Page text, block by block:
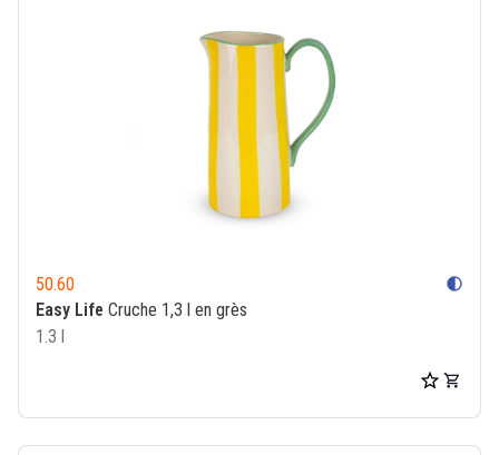
50.60 contrast
Easy Life Cruche 1,3 l en grès
1.3 l